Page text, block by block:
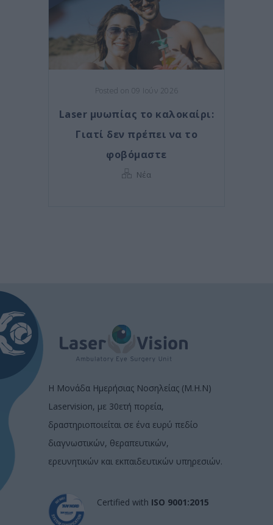
Posted on 09 Ιούν 2026
Laser μυωπίας το καλοκαίρι:
Γιατί δεν πρέπει να το
φοβόμαστε
Νέα
Η Μονάδα Ημερήσιας Νοσηλείας (Μ.Η.Ν)
Laservision, με 30ετή πορεία,
δραστηριοποιείται σε ένα ευρύ πεδίο
διαγνωστικών, θεραπευτικών,
ερευνητικών και εκπαιδευτικών υπηρεσιών.
Certified with ISO 9001:2015